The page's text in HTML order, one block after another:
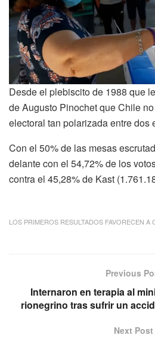
Desde el plebiscito de 1988 que
de Augusto Pinochet que Chile
electoral tan polarizada entre dos
Con el 50% de las mesas
delante con el 54,72% de los
contra el 45,28% de Kast
LOS PRIMEROS RESULTADOS FAVORECEN A
Previous
Internaron en terapia al
rionegrino tras sufrir un
Next Post